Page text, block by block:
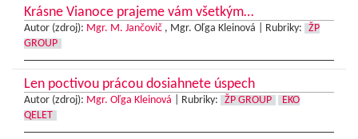
Krásne Vianoce prajeme vám všetkým…
Autor (zdroj): Mgr. M. Jančovič , Mgr. Oľga Kleinová | Rubriky:
ŽP
GROUP
Len poctivou prácou dosiahnete úspech
Autor (zdroj): Mgr. Oľga Kleinová Rubriky: ŽP GROUP
EKO
QELET